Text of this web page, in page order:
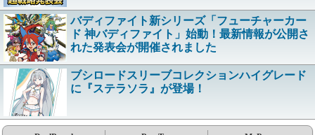
バディファイト新シリーズ「フューチャーカー
ド 神バディファイト」始動！最新情報が公開さ
れた発表会が開催されました
ブシロードスリーブコレクションハイグレード
に『ステラソラ』が登場！